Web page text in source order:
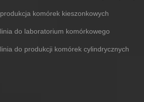
produkcja komórek kieszonkowych
linia do laboratorium komórkowego
linia do produkcji komórek cylindrycznych